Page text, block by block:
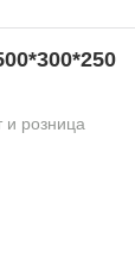
и розница